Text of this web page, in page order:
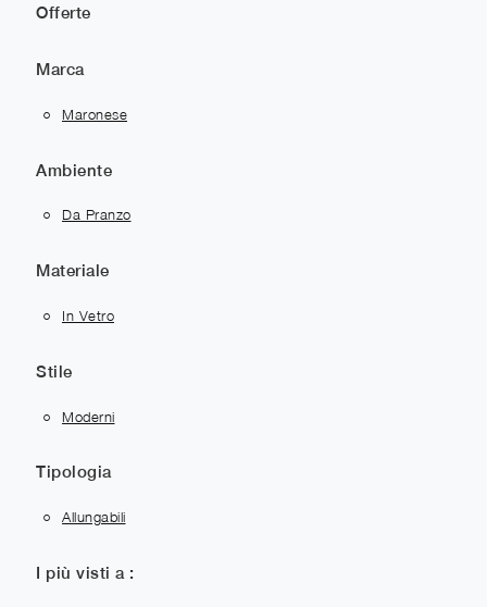
Offerte
Marca
Maronese
Ambiente
Da Pranzo
Materiale
In Vetro
Stile
Moderni
Tipologia
Allungabili
I più visti a :